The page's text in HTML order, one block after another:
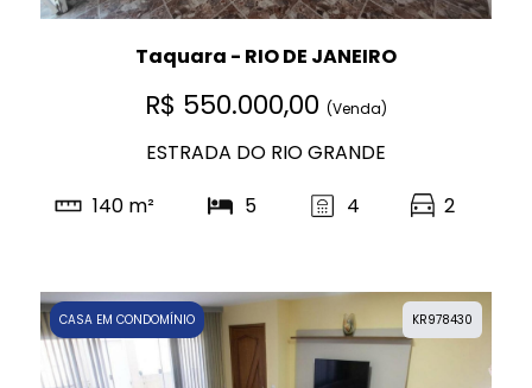
Taquara - RIO DE JANEIRO
R$ 550.000,00 (Venda)
ESTRADA DO RIO GRANDE
140 m²
5 4 2
KR978430
CASA EM CONDOMÍNIO